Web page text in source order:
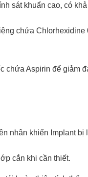
sát khuẩn cao, có
chứa Chlorhexidine
Aspirin để giảm
nhân khiến Implant bị
cắn khi cần thiết.